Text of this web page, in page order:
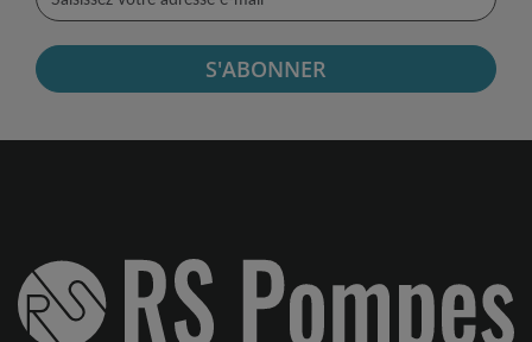
S'ABONNER